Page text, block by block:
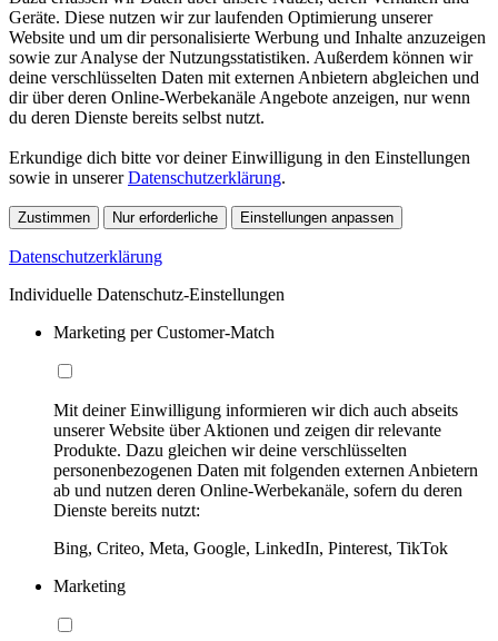
Geräte. Diese nutzen wir zur laufenden Optimierung unserer
Website und um dir personalisierte Werbung und Inhalte anzuzeigen
sowie zur Analyse der Nutzungsstatistiken. Außerdem können wir
deine verschlüsselten Daten mit externen Anbietern abgleichen und
dir über deren Online-Werbekanäle Angebote anzeigen, nur wenn
du deren Dienste bereits selbst nutzt.
Erkundige dich bitte vor deiner Einwilligung in den Einstellungen
sowie in unsererDatenschutzerklärung.
Zustimmen Nur erforderliche Einstellungen anpassen
Datenschutzerklärung
Individuelle Datenschutz-Einstellungen
Marketing per Customer-Match
Mit deiner Einwilligung informieren wir dich auch abseits
unserer Website über Aktionen und zeigen dir relevante
Produkte. Dazu gleichen wir deine verschlüsselten
personenbezogenen Daten mit folgenden externen Anbietern
ab und nutzen deren Online-Werbekanäle, sofern du deren
Dienste bereits nutzt:
Bing, Criteo, Meta, Google, LinkedIn, Pinterest, TikTok
Marketing